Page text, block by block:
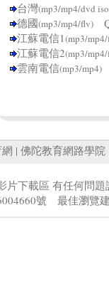
台灣(mp3/mp4/dvd
德國(mp3/mp4/flv)
江蘇電信1(mp3/
江蘇電信2(mp3/
雲南電信(mp3/mp4)
| 佛陀教育網路學院
片下載區 有任何問題
號 最佳瀏覽